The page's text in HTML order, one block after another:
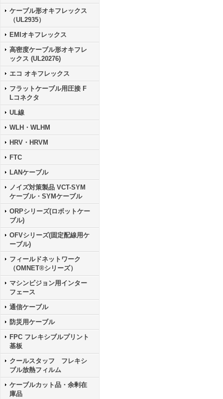
ケーブル形オキフレックス
（UL2935）
EMIオキフレックス
高密度ケーブル形オキフレ
ックス (UL20276)
エコ オキフレックス
フラットケーブル用圧接 F
Lコネクタ
UL線
WLH・WLHM
HRV・HRVM
FTC
LANケーブル
ノイズ対策製品 VCT-SYM
ケーブル・SYMケーブル
ORPシリーズ(ロボットケー
ブル)
OFVシリーズ(固定配線用ケ
ーブル)
フィールドネットワーク
（OMNET®シリーズ）
マシンビジョン用インター
フェース
通信ケーブル
防災用ケーブル
FPC フレキシブルプリント
基板
クールスタッフ フレキシ
ブル放熱フィルム
ケーブルカット品・余剰在
庫品